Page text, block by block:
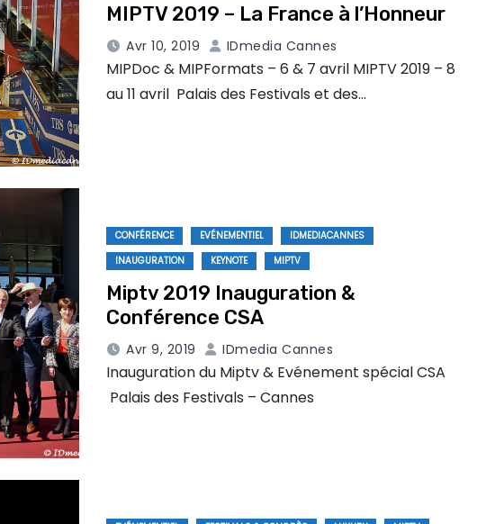
MIPTV 2019 – La France à l’Honneur
Avr 10, 2019 IDmedia Cannes
MIPDoc & MIPFormats – 6 & 7 avril MIPTV 2019 – 8
au 11 avril Palais des Festivals et des…
CONFÉRENCE EVÉNEMENTIEL
IDMEDIACANNES
INAUGURATION
KEYNOTE MIPTV
Miptv 2019 Inauguration &
Conférence CSA
Avr 9, 2019 IDmedia Cannes
Inauguration du Miptv & Evénement spécial CSA
Palais des Festivals – Cannes